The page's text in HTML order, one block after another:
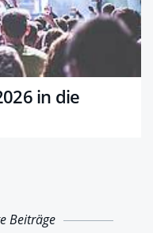
in die
Beiträge